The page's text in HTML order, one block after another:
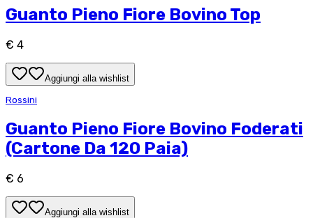
Guanto Pieno Fiore Bovino Top
€ 4
Aggiungi alla wishlist
Rossini
Guanto Pieno Fiore Bovino Foderati
(Cartone Da 120 Paia)
€ 6
Aggiungi alla wishlist